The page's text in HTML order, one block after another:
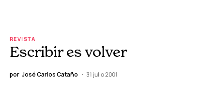
REVISTA
Escribir es volver
por José Carlos Cataño 31 julio 2001